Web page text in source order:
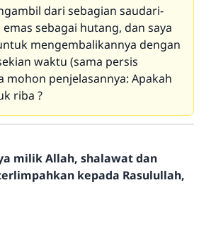
dari sebagian saudari-
sebagai hutang, dan saya
mengembalikannya dengan
waktu (sama persis
mohon penjelasannya: Apakah
riba ?
milik Allah, shalawat dan
kepada Rasulullah,